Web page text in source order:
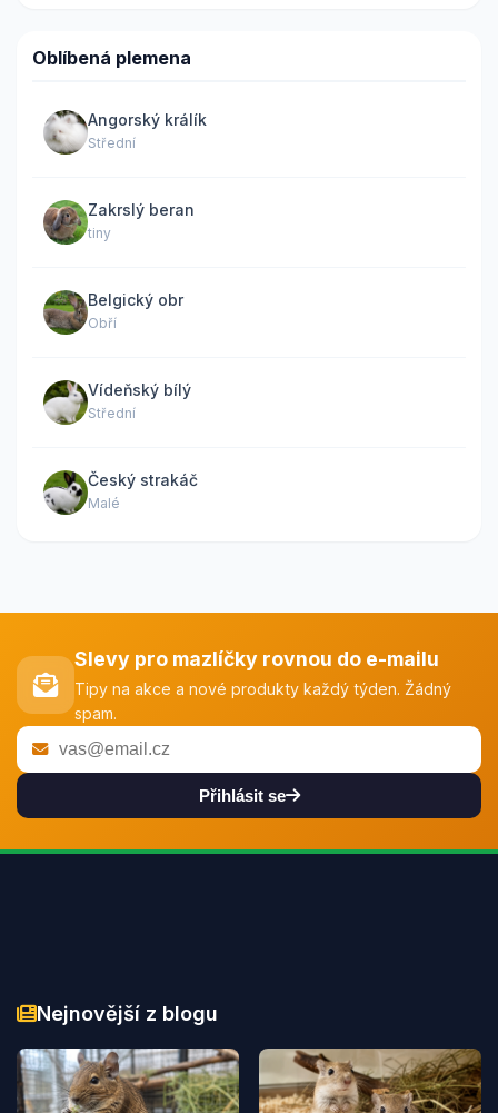
Oblíbená plemena
Angorský králík
Střední
Zakrslý beran
tiny
Belgický obr
Obří
Vídeňský bílý
Střední
Český strakáč
Malé
Slevy pro mazlíčky rovnou do e-mailu
Tipy na akce a nové produkty každý týden. Žádný
spam.
Přihlásit se
Nejnovější z blogu